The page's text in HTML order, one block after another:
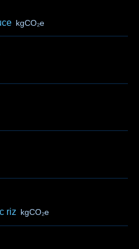
kgCO₂e
riz kgCO₂e